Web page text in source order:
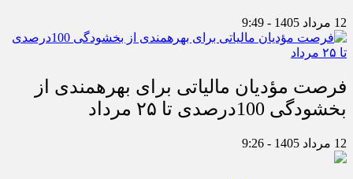
12 مرداد 1405 - 9:49
فرصت مؤدیان مالیاتی برای بهره‎مندی از
بخشودگی 100درصدی تا ۲۵ مرداد
12 مرداد 1405 - 9:26